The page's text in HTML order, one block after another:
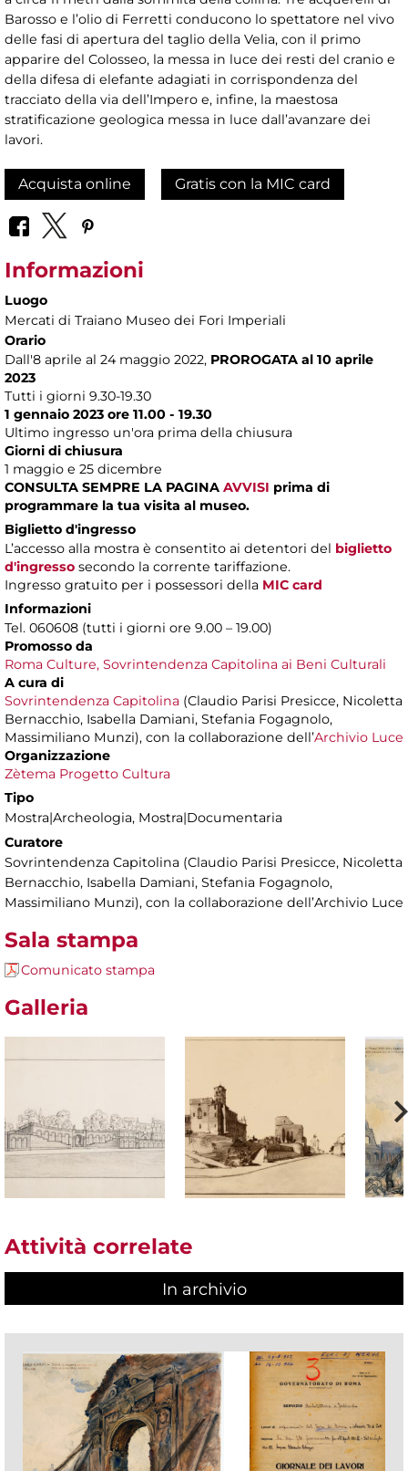
Barosso e l’olio di Ferretti conducono lo spettatore nel vivo
delle fasi di apertura del taglio della Velia, con il primo
apparire del Colosseo, la messa in luce dei resti del cranio e
della difesa di elefante adagiati in corrispondenza del
tracciato della via dell’Impero e, infine, la maestosa
stratificazione geologica messa in luce dall’avanzare dei
lavori.
Acquista online Gratis con la MIC card
Informazioni
Luogo
Mercati di Traiano Museo dei Fori Imperiali
Orario
Dall'8 aprile al 24 maggio 2022, PROROGATA al 10 aprile
2023
Tutti i giorni 9.30-19.30
1 gennaio 2023 ore 11.00 - 19.30
Ultimo ingresso un'ora prima della chiusura
Giorni di chiusura
1 maggio e 25 dicembre
CONSULTA SEMPRE LA PAGINA AVVISI prima di
programmare la tua visita al museo.
Biglietto d'ingresso
L’accesso alla mostra è consentito ai detentori del biglietto
d'ingresso secondo la corrente tariffazione.
Ingresso gratuito per i possessori della MIC card
Informazioni
Tel. 060608 (tutti i giorni ore 9.00 – 19.00)
Promosso da
Roma Culture, Sovrintendenza Capitolina ai Beni Culturali
A cura di
Sovrintendenza Capitolina (Claudio Parisi Presicce, Nicoletta
Bernacchio, Isabella Damiani, Stefania Fogagnolo,
Massimiliano Munzi), con la collaborazione dell’Archivio Luce
Organizzazione
Zètema Progetto Cultura
Tipo
Mostra|Archeologia, Mostra|Documentaria
Curatore
Sovrintendenza Capitolina (Claudio Parisi Presicce, Nicoletta
Bernacchio, Isabella Damiani, Stefania Fogagnolo,
Massimiliano Munzi), con la collaborazione dell’Archivio Luce
Sala stampa
Comunicato stampa
Galleria
Attività correlate
In archivio